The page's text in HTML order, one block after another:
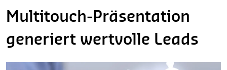
Multitouch-Präsentation
generiert wertvolle Leads